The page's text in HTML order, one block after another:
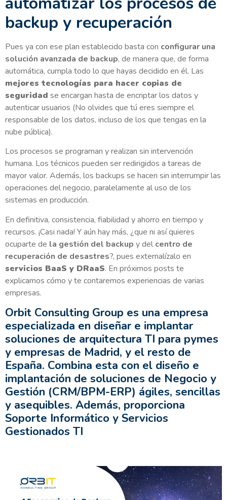
backup y recuperación
Pues ya con ese plan establecido basta con configurar una
solución avanzada de backup, de manera que, de forma
automática, cumpla todo lo que hayas decidido en él. Las
mejores tecnologías para hacer copias de
seguridad se encargan hasta de encriptar los datos y
autenticar usuarios (No olvides que tú eres siempre el
responsable de los datos, incluso de los que tengas en la
nube pública).
Los procesos se programan y realizan sin intervención
humana. Los técnicos pueden ser redirigidos a tareas de
mayor valor. Además, los backups se hacen sin interrumpir las
operaciones del negocio, paralelamente al uso de los
sistemas en producción.
En definitiva, consistencia, fiabilidad y ahorro en tiempo y
recursos. ¡Casi nada! Y aún hay más, ¿que ni así quieres
ocuparte de la gestión del backup y del centro de
recuperación de desastres?, pues externalízalo en
servicios BaaS y DRaaS. En próximos posts te
explicamos cómo y te contaremos experiencias de varias
empresas.
Orbit Consulting Group es una empresa
especializada en diseñar e implantar
soluciones de arquitectura TI para pymes
y empresas de Madrid, y el resto de
España. Combina esta con el diseño e
implantación de soluciones de Negocio y
Gestión (CRM/BPM-ERP) ágiles, sencillas
y asequibles. Además, proporciona
Soporte Informático y Servicios
Gestionados TI